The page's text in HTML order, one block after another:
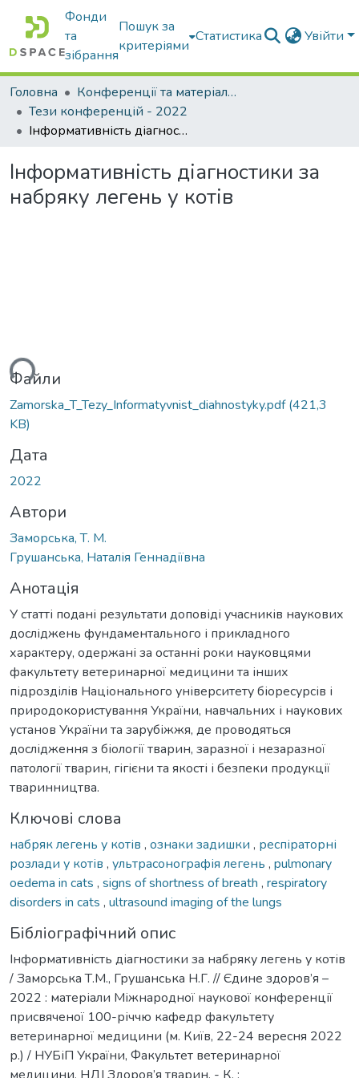
Фонди
та
зібрання
Пошук за
критеріями
Статистика Увійти
Головна
Конференції та матеріали конференцій
Тези конференцій - 2022
Інформативність діагностики за набряку легень у котів
Інформативність діагностики за
набряку легень у котів
Файли
Zamorska_T_Tezy_Informatyvnist_diahnostyky.pdf(421,3
KB)
Дата
2022
Автори
Заморська, Т. М.
Грушанська, Наталія Геннадіївна
Анотація
У статті подані результати доповіді учасників наукових
досліджень фундаментального і прикладного
характеру, одержані за останні роки науковцями
факультету ветеринарної медицини та інших
підрозділів Національного університету біоресурсів і
природокористування України, навчальних і наукових
установ України та зарубіжжя, де проводяться
дослідження з біології тварин, заразної і незаразної
патології тварин, гігієни та якості і безпеки продукції
тваринництва.
Ключові слова
набряк легень у котів , ознаки задишки , респіраторні
розлади у котів , ультрасонографія легень , pulmonary
oedema in cats , signs of shortness of breath , respiratory
disorders in cats , ultrasound imaging of the lungs
Бібліографічний опис
Інформативність діагностики за набряку легень у котів
/ Заморська Т.М., Грушанська Н.Г. // Єдине здоров’я –
2022 : матеріали Міжнародної наукової конференції
присвяченої 100-річчю кафедр факультету
ветеринарної медицини (м. Київ, 22-24 вересня 2022
р.) / НУБіП України, Факультет ветеринарної